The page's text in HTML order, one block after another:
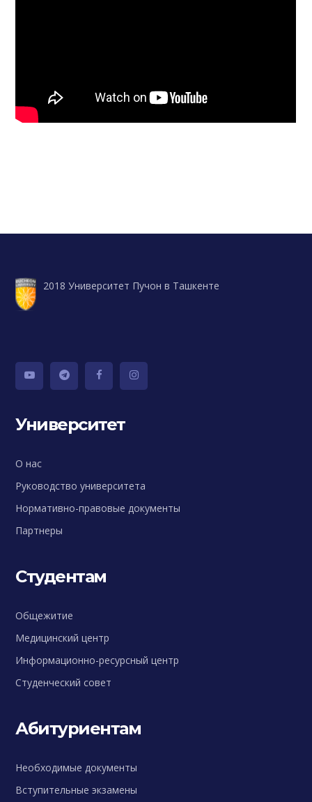
2018 Университет Пучон в Ташкенте
Университет
О нас
Руководство университета
Нормативно-правовые документы
Партнеры
Студентам
Общежитие
Медицинский центр
Информационно-ресурсный центр
Студенческий совет
Абитуриентам
Необходимые документы
Вступительные экзамены